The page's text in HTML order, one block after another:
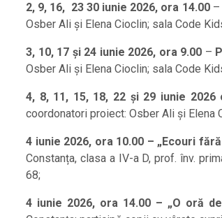
2, 9, 16, 23 30 iunie 2026, ora 14.00–
Osber Ali și Elena Cioclin; sala Code
3, 10, 17 și 24 iunie 2026, ora 9.00 –
Osber Ali și Elena Cioclin; sala Code
4, 8, 11, 15, 18, 22 și 29 iunie 2026
coordonatori proiect: Osber Ali și Elena
4 iunie 2026, ora 10.00 – „Ecouri
Constanța, clasa a IV-a D, prof. înv.
68;
4 iunie 2026, ora 14.00 – „O oră